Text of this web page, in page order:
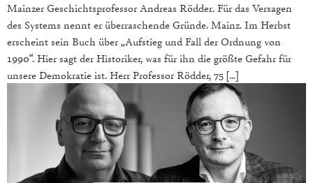
Mainzer Geschichtsprofessor Andreas Rödder. Für das Versagen
des Systems nennt er überraschende Gründe. Mainz. Im Herbst
erscheint sein Buch über „Aufstieg und Fall der Ordnung von
1990“. Hier sagt der Historiker, was für ihn die größte Gefahr für
unsere Demokratie ist. Herr Professor Rödder, 75 […]